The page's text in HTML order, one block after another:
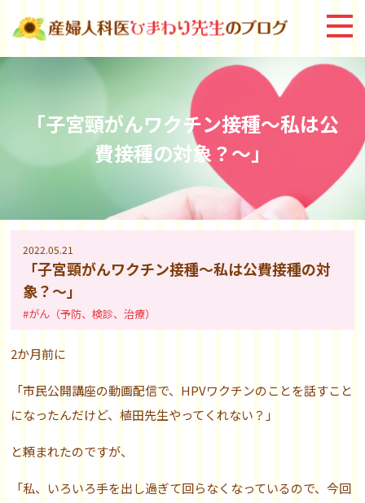
「子宮頸がんワクチン接種～私は公
費接種の対象？～」
2022.05.21
「子宮頸がんワクチン接種～私は公費接種の対
象？～」
#がん（予防、検診、治療）
2か月前に
「市民公開講座の動画配信で、HPVワクチンのことを話すこと
になったんだけど、植田先生やってくれない？」
と頼まれたのですが、
「私、いろいろ手を出し過ぎて回らなくなっているので、今回